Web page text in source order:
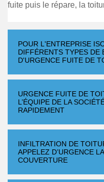
fuite puis le répare, la
POUR L'ENTREPRISE
DIFFÉRENTS TYPES DE
D'URGENCE FUITE DE
URGENCE FUITE DE
L’ÉQUIPE DE LA
RAPIDEMENT
INFILTRATION DE
APPELEZ D’URGENCE
COUVERTURE